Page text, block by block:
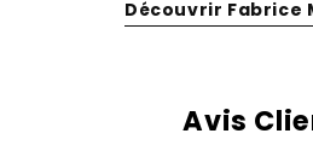
Découvrir Fabrice
Avis